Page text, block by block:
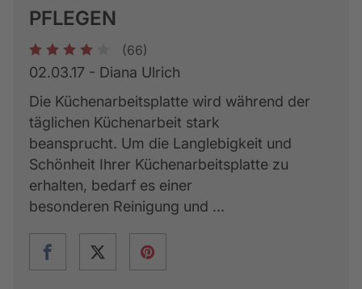
PFLEGEN
1 2 3 4 (66)
02.03.17 - Diana Ulrich
Die Küchenarbeitsplatte wird während der
täglichen Küchenarbeit stark
beansprucht. Um die Langlebigkeit und
Schönheit Ihrer Küchenarbeitsplatte zu
erhalten, bedarf es einer
besonderen Reinigung und ...